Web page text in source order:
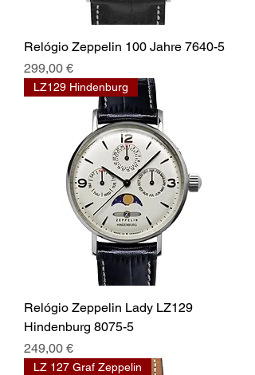
Relógio Zeppelin 100 Jahre 7640-5
Preço
299,00 €
LZ129 Hindenburg
Relógio Zeppelin Lady LZ129
Hindenburg 8075-5
Preço
249,00 €
LZ 127 Graf Zeppelin